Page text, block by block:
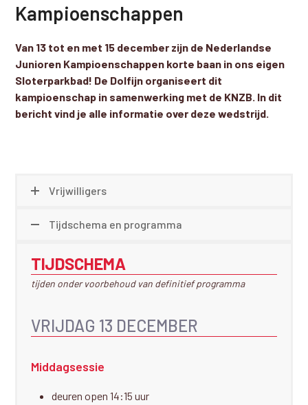
Kampioenschappen
Van 13 tot en met 15 december zijn de Nederlandse
Junioren Kampioenschappen korte baan in ons eigen
Sloterparkbad! De Dolfijn organiseert dit
kampioenschap in samenwerking met de KNZB. In dit
bericht vind je alle informatie over deze wedstrijd.
Vrijwilligers
Tijdschema en programma
TIJDSCHEMA
tijden onder voorbehoud van definitief programma
VRIJDAG 13 DECEMBER
Middagsessie
deuren open 14:15 uur